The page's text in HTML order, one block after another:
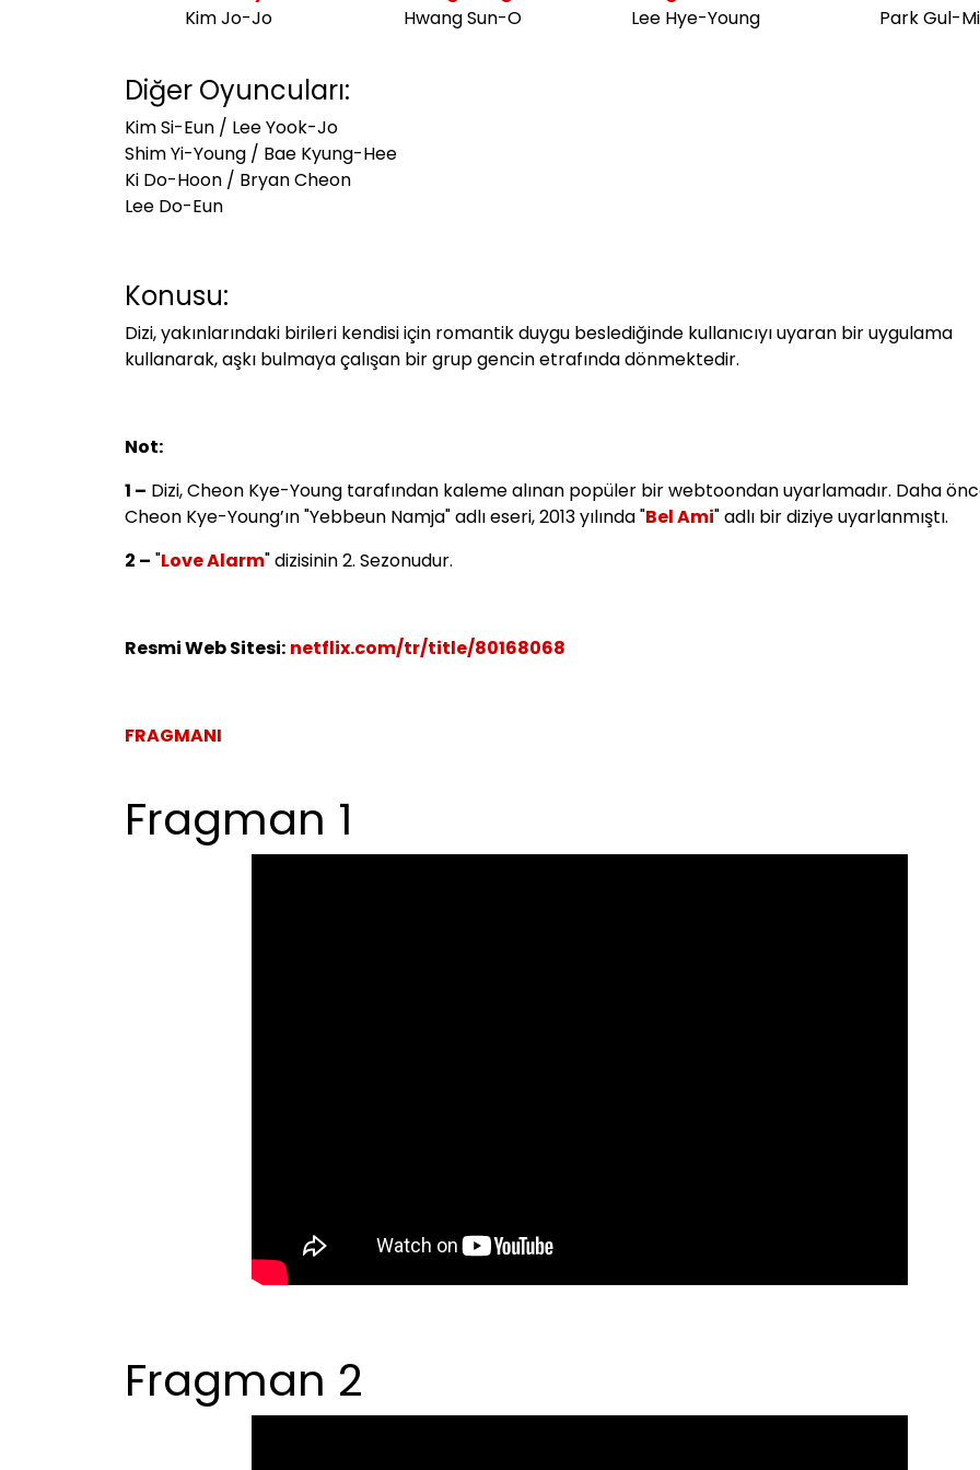
Kim Jo-Jo
Hwang Sun-O
Lee Hye-Young
Park Gul-Mi
Diğer Oyuncuları:
Kim Si-Eun / Lee Yook-Jo
Shim Yi-Young / Bae Kyung-Hee
Ki Do-Hoon / Bryan Cheon
Lee Do-Eun
Konusu:
Dizi, yakınlarındaki birileri kendisi için romantik duygu beslediğinde kullanıcıyı uyaran bir uygulama
kullanarak, aşkı bulmaya çalışan bir grup gencin etrafında dönmektedir.
Not:
1 – Dizi, Cheon Kye-Young tarafından kaleme alınan popüler bir webtoondan uyarlamadır. Daha
Cheon Kye-Young’ın "Yebbeun Namja" adlı eseri, 2013 yılında "Bel Ami" adlı bir diziye uyarlanmıştı.
2 – "Love Alarm" dizisinin 2. Sezonudur.
Resmi Web Sitesi: netflix.com/tr/title/80168068
FRAGMANI
Fragman 1
Fragman 2